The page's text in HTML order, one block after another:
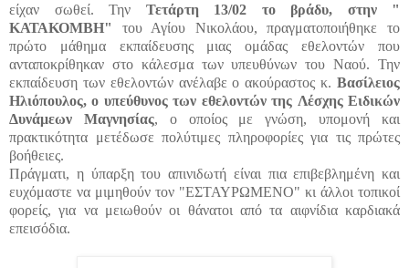
είχαν σωθεί. Την Τετάρτη 13/02 το βράδυ, στην "
ΚΑΤΑΚΟΜΒΗ"
του Αγίου Νικολάου, πραγματοποιήθηκε το
πρώτο μάθημα εκπαίδευσης μιας ομάδας εθελοντών που
ανταποκρίθηκαν στο κάλεσμα των υπευθύνων του Ναού. Την
εκπαίδευση των εθελοντών ανέλαβε ο ακούραστος κ. Βασίλειος
Ηλιόπουλος,ο υπεύθυνος των εθελοντών της Λέσχης Ειδικών
Δυνάμεων Μαγνησίας, ο οποίος με γνώση, υπομονή και
πρακτικότητα μετέδωσε πολύτιμες πληροφορίες για τις πρώτες
βοήθειες.
Πράγματι, η ύπαρξη του απινιδωτή είναι πια επιβεβλημένη και
ευχόμαστε να μιμηθούν τον "ΕΣΤΑΥΡΩΜΕΝΟ" κι άλλοι τοπικοί
φορείς, για να μειωθούν οι θάνατοι από τα αιφνίδια καρδιακά
επεισόδια.